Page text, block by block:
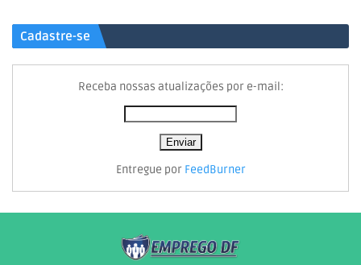
Cadastre-se
Receba nossas atualizações por e-mail:
Entregue por FeedBurner